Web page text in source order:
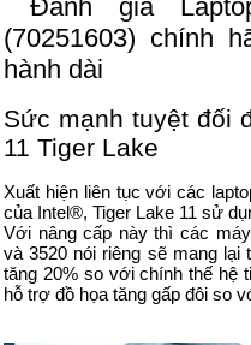
Đánh giá
(70251603) chính
hành dài
Sức mạnh tuyệt đối
11 Tiger Lake
Xuất hiện liên tục với các
của Intel®, Tiger Lake 11 sử
Với nâng cấp này thì các
và 3520 nói riêng sẽ mang lại
tăng 20% so với chính thế hệ
hỗ trợ đồ họa tăng gấp đôi so